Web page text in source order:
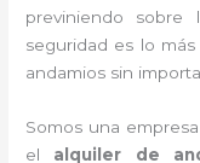
previniendo sobre
seguridad es lo
andamios sin
Somos una
el alquiler de